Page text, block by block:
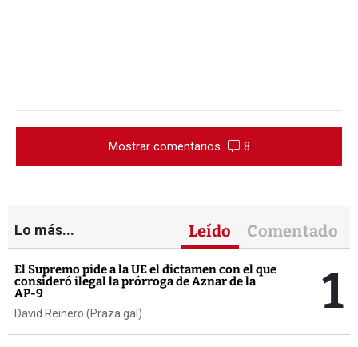
Mostrar comentarios 8
Lo más... Leído Comentado
El Supremo pide a la UE el dictamen con el que
consideró ilegal la prórroga de Aznar de la
AP-9
David Reinero (Praza.gal) 1